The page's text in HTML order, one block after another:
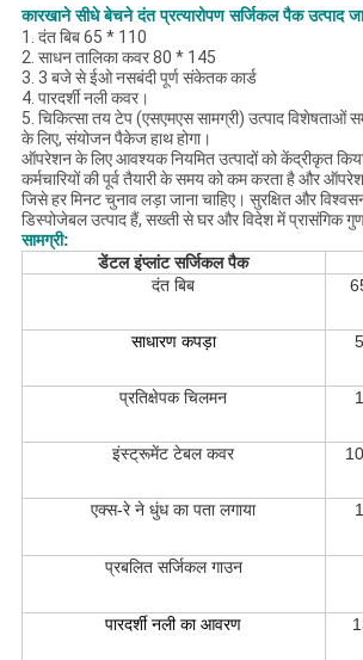
कारखाने सीधे बेचने दंत प्रत्यारोपण सर्जिकल पैक उत्पाद
1. दंत बिब 65 * 110
2. साधन तालिका कवर 80 * 145
3. 3 बजे से ईओ नसबंदी पूर्ण संकेतक कार्ड
4. पारदर्शी नली कवर।
5. चिकित्सा तय टेप (एसएमएस सामग्री) उत्पाद विशेषताओं
के लिए, संयोजन पैकेज हाथ होगा।
ऑपरेशन के लिए आवश्यक नियमित उत्पादों को केंद्रीकृत किया
कर्मचारियों की पूर्व तैयारी के समय को कम करता है और
जिसे हर मिनट चुनाव लड़ा जाना चाहिए। सुरक्षित और
डिस्पोजेबल उत्पाद हैं, सख्ती से घर और विदेश में प्रासंगिक
सामग्री:
डेंटल इंप्लांट सर्जिकल पैक
दंत बिब
साधारण कपड़ा
प्रतिक्षेपक चिलमन
इंस्ट्रूमेंट टेबल कवर
एक्स-रे ने धुंध का पता लगाया
प्रबलित सर्जिकल गाउन
पारदर्शी नली का आवरण